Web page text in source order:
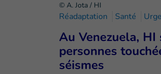
© A. Jota / HI
Réadaptation Santé
Au Venezuela,
personnes
séismes